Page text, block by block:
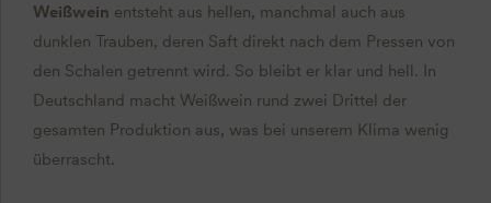
Weißwein entsteht aus hellen, manchmal auch aus
dunklen Trauben, deren Saft direkt nach dem Pressen von
den Schalen getrennt wird. So bleibt er klar und hell. In
Deutschland macht Weißwein rund zwei Drittel der
gesamten Produktion aus, was bei unserem Klima wenig
überrascht.